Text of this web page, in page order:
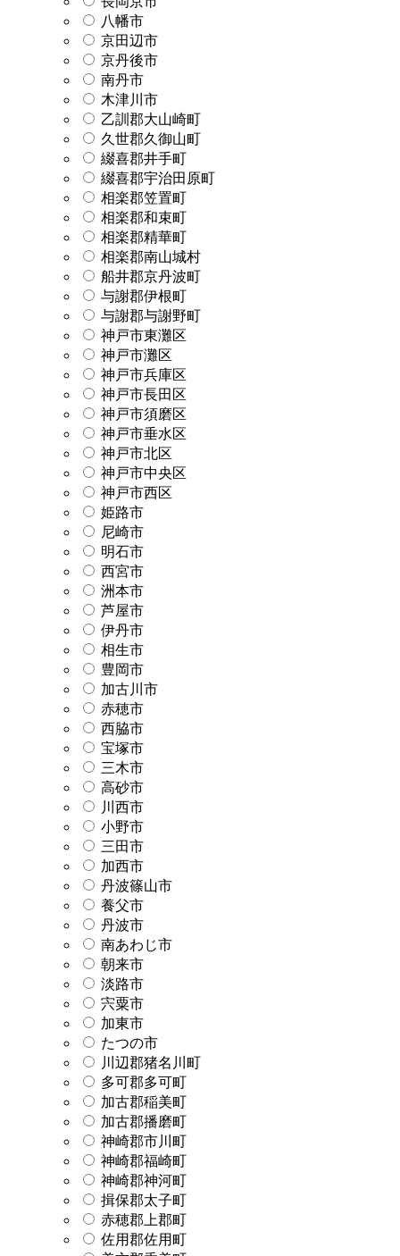
八幡市
京田辺市
京丹後市
南丹市
木津川市
乙訓郡大山崎町
久世郡久御山町
綴喜郡井手町
綴喜郡宇治田原町
相楽郡笠置町
相楽郡和束町
相楽郡精華町
相楽郡南山城村
船井郡京丹波町
与謝郡伊根町
与謝郡与謝野町
神戸市東灘区
神戸市灘区
神戸市兵庫区
神戸市長田区
神戸市須磨区
神戸市垂水区
神戸市北区
神戸市中央区
神戸市西区
姫路市
尼崎市
明石市
西宮市
洲本市
芦屋市
伊丹市
相生市
豊岡市
加古川市
赤穂市
西脇市
宝塚市
三木市
高砂市
川西市
小野市
三田市
加西市
丹波篠山市
養父市
丹波市
南あわじ市
朝来市
淡路市
宍粟市
加東市
たつの市
川辺郡猪名川町
多可郡多可町
加古郡稲美町
加古郡播磨町
神崎郡市川町
神崎郡福崎町
神崎郡神河町
揖保郡太子町
赤穂郡上郡町
佐用郡佐用町